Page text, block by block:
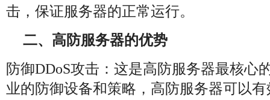
击，保证服务器的正常运行。
二、高防服务器的优势
防御DDoS攻击：这是高防服务器最核心
业的防御设备和策略，高防服务器可以